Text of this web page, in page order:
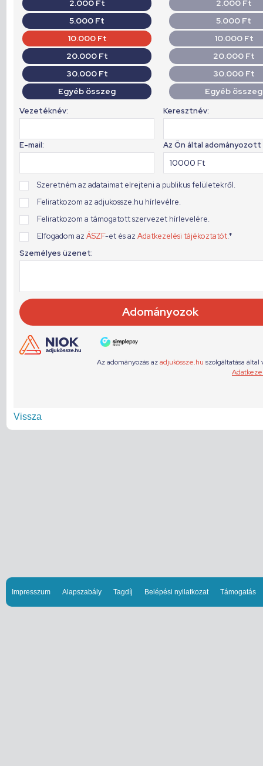
Vissza
Impresszum Alapszabály Tagdíj Belépési nyilatkozat Támogatás